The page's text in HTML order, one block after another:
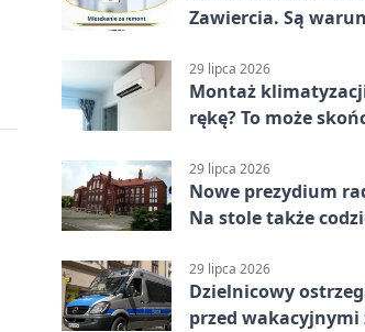
Zawiercia. Są
29 lipca 2026
Montaż
rękę? To może
29 lipca 2026
Nowe prezydium
Na stole także
29 lipca 2026
Dzielnicowy
przed